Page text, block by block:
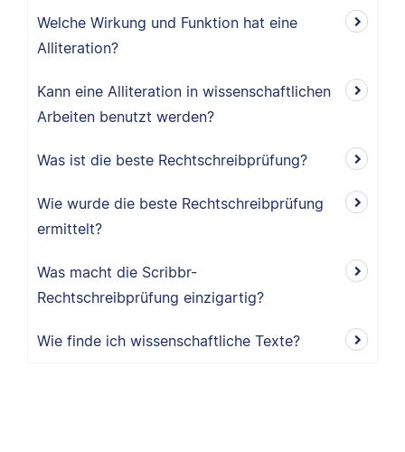
Welche Wirkung und Funktion hat eine
Alliteration?
Kann eine Alliteration in wissenschaftlichen
Arbeiten benutzt werden?
Was ist die beste Rechtschreibprüfung?
Wie wurde die beste Rechtschreibprüfung
ermittelt?
Was macht die Scribbr-
Rechtschreibprüfung einzigartig?
Wie finde ich wissenschaftliche Texte?